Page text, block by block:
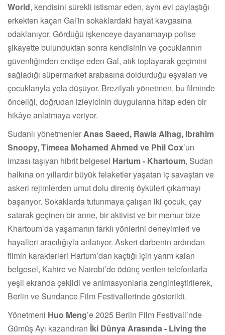
World, kendisini sürekli istismar eden, aynı evi paylaştığı
erkekten kaçan Gal'in sokaklardaki hayat kavgasına
odaklanıyor. Gördüğü işkenceye dayanamayıp polise
şikayette bulunduktan sonra kendisinin ve çocuklarının
güvenliğinden endişe eden Gal, atık toplayarak geçimini
sağladığı süpermarket arabasına doldurduğu eşyaları ve
çocuklarıyla yola düşüyor. Brezilyalı yönetmen, bu filminde
önceliği, doğrudan izleyicinin duygularına hitap eden bir
hikâye anlatmaya veriyor.
Sudanlı yönetmenlerAnas Saeed, Rawia Alhag, Ibrahim
Snoopy, Timeea Mohamed Ahmed ve Phil Cox’un
imzası taşıyan hibrit belgesel Hartum - Khartoum, Sudan
halkına on yıllardır büyük felaketler yaşatan iç savaştan ve
askeri rejimlerden umut dolu direniş öyküleri çıkarmayı
başarıyor. Sokaklarda tutunmaya çalışan iki çocuk, çay
satarak geçinen bir anne, bir aktivist ve bir memur bize
Khartoum’da yaşamanın farklı yönlerini deneyimleri ve
hayalleri aracılığıyla anlatıyor. Askeri darbenin ardından
filmin karakterleri Hartum’dan kaçtığı için yarım kalan
belgesel, Kahire ve Nairobi’de ödünç verilen telefonlarla
yeşil ekranda çekildi ve animasyonlarla zenginleştirilerek,
Berlin ve Sundance Film Festivallerinde gösterildi.
Yönetmeni Huo Meng’e 2025 Berlin Film Festivali’nde
Gümüş Ayı kazandıran İki Dünya Arasında - Living the